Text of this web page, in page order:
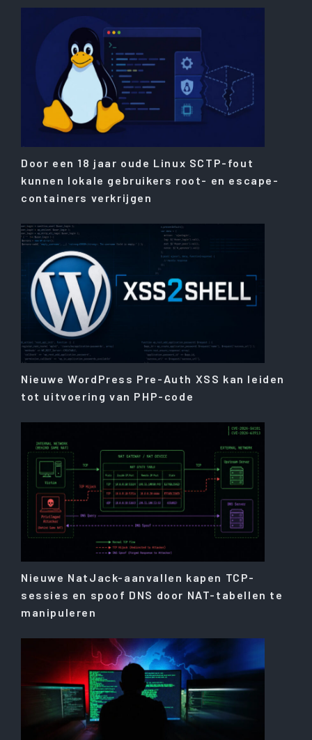
Door een 18 jaar oude Linux SCTP-fout
kunnen lokale gebruikers root- en escape-
containers verkrijgen
Nieuwe WordPress Pre-Auth XSS kan leiden
tot uitvoering van PHP-code
Nieuwe NatJack-aanvallen kapen TCP-
sessies en spoof DNS door NAT-tabellen te
manipuleren